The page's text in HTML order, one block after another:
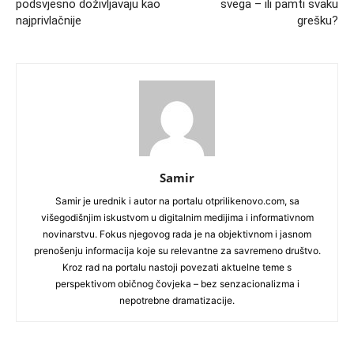
podsvjesno doživljavaju kao
najprivlačnije
svega – ili pamti svaku
grešku?
Samir
Samir je urednik i autor na portalu otprilikenovo.com, sa
višegodišnjim iskustvom u digitalnim medijima i informativnom
novinarstvu. Fokus njegovog rada je na objektivnom i jasnom
prenošenju informacija koje su relevantne za savremeno društvo.
Kroz rad na portalu nastoji povezati aktuelne teme s
perspektivom običnog čovjeka – bez senzacionalizma i
nepotrebne dramatizacije.